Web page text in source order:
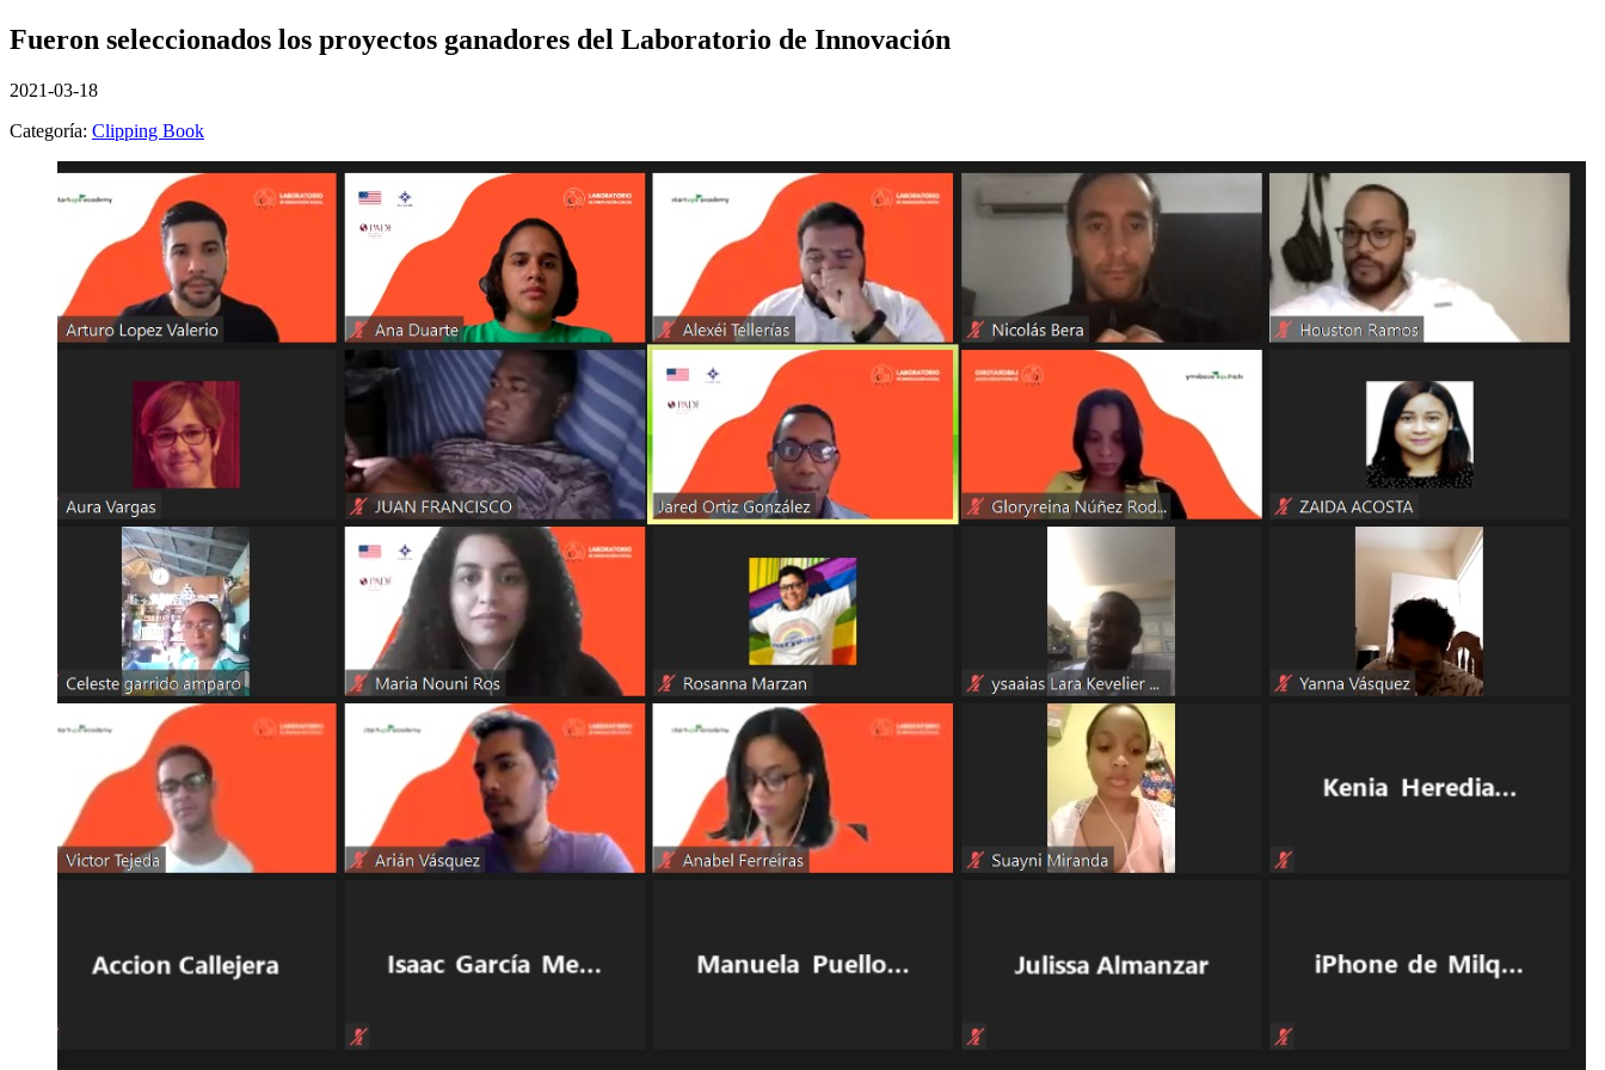
Fueron seleccionados los proyectos ganadores del Laboratorio de Innovación
2021-03-18
Categoría: Clipping Book